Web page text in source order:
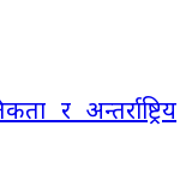
र अन्तर्राष्ट्रिय